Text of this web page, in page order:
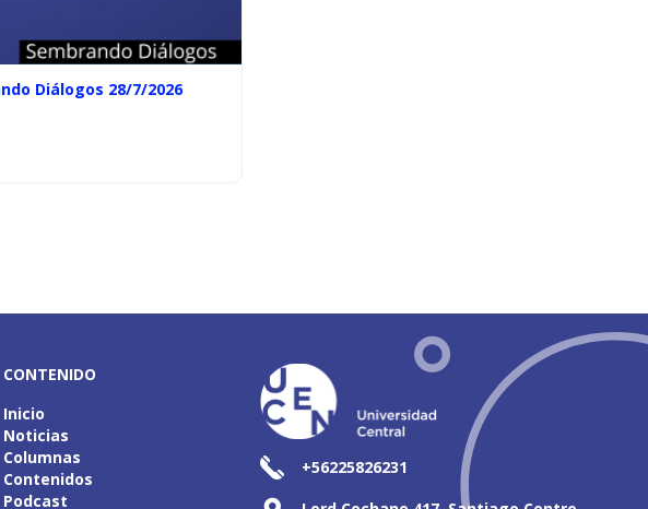
Diálogos 28/7/2026
CONTENIDO
Inicio
Noticias
Columnas
Contenidos
Podcast
+56225826231